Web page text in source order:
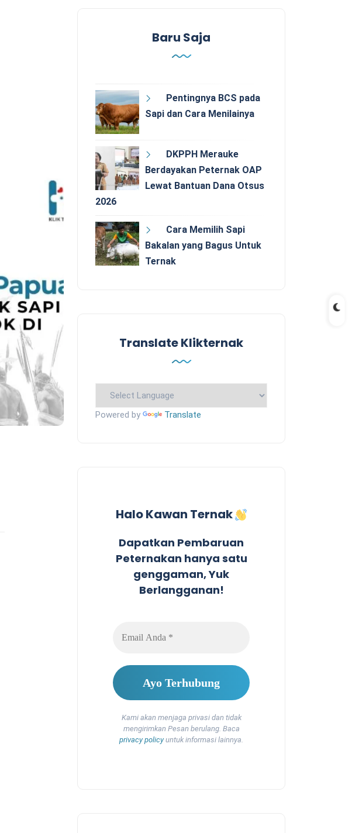
Baru Saja
Pentingnya BCS pada
Sapi dan Cara Menilainya
DKPPH Merauke
Berdayakan Peternak OAP
Lewat Bantuan Dana Otsus
2026
Cara Memilih Sapi
Bakalan yang Bagus Untuk
Ternak
Translate Klikternak
Powered by Translate
Halo Kawan Ternak
Dapatkan Pembaruan
Peternakan hanya satu
genggaman, Yuk
Berlangganan!
Kami akan menjaga privasi dan tidak
mengirimkan Pesan berulang. Baca
privacy policyuntuk informasi lainnya.